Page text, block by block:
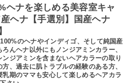
ヘナを楽しめる美容室キャ
ヘナ【手選別】国産ヘナ
のヘナやインディゴ、そして純国産
んヘナ以外にもノンジアミンカラー、
ジアミンを含まないヘアカラーの取り
、過去に肌トラブルの経験のある方、
期のママも安心して楽しめるヘアカラ